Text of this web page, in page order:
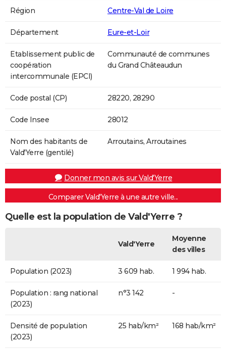
Région Centre-Val de Loire
Département Eure-et-Loir
Etablissement public de
coopération
intercommunale (EPCI)
Communauté de communes
du Grand Châteaudun
Code postal (CP) 28220, 28290
Code Insee 28012
Nom des habitants de
Vald'Yerre (gentilé)
Arroutains, Arroutaines
Donner mon avis sur Vald'Yerre
Comparer Vald'Yerre à une autre ville...
Quelle est la population de Vald'Yerre ?
Vald'Yerre
Moyenne
des villes
Population (2023) 3 609 hab. 1 994 hab.
Population : rang national
(2023)
n°3 142 -
Densité de population
(2023)
25 hab/km² 168 hab/km²